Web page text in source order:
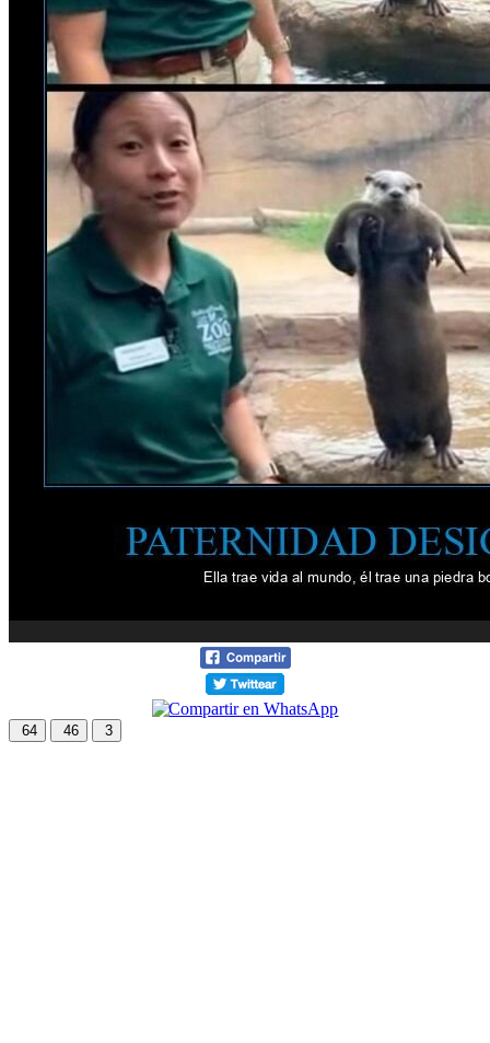
64 46 3